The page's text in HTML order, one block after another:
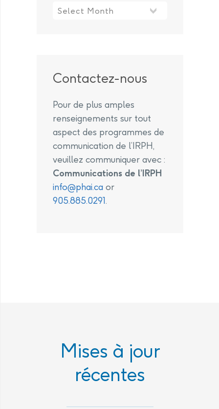
Contactez-nous
Pour de plus amples
renseignements sur tout
aspect des programmes de
communication de l’IRPH,
veuillez communiquer avec :
Communications de l’IRPH
info@phai.ca or
905.885.0291.
Mises à jour
récentes